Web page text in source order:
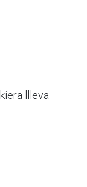
llleva